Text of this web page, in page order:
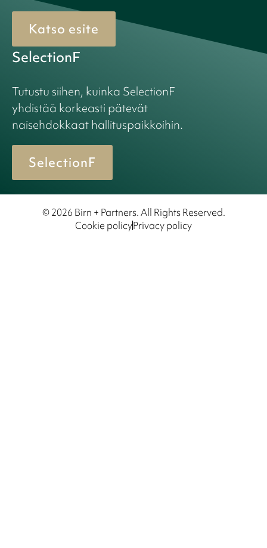
Katso esite
SelectionF
Tutustu siihen, kuinka SelectionF
yhdistää korkeasti pätevät
naisehdokkaat hallituspaikkoihin.
SelectionF
© 2026 Birn + Partners. All Rights Reserved.
Cookie policyPrivacy policy